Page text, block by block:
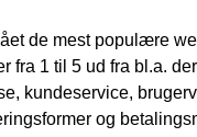
de mest populære
fra 1 til 5 ud fra bl.a.
kundeservice,
og